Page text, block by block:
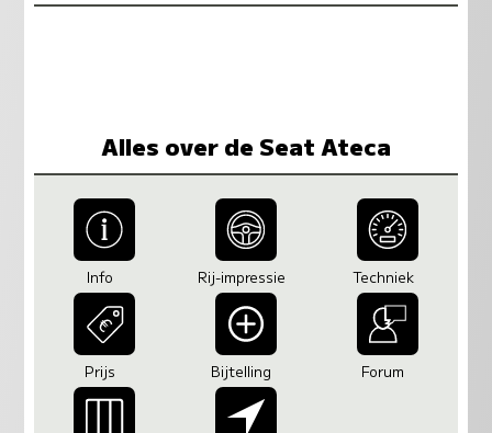
Alles over de Seat Ateca
Info Rij-impressie Techniek
Prijs Bijtelling Forum